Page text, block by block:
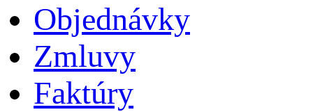
Objednávky
Zmluvy
Faktúry